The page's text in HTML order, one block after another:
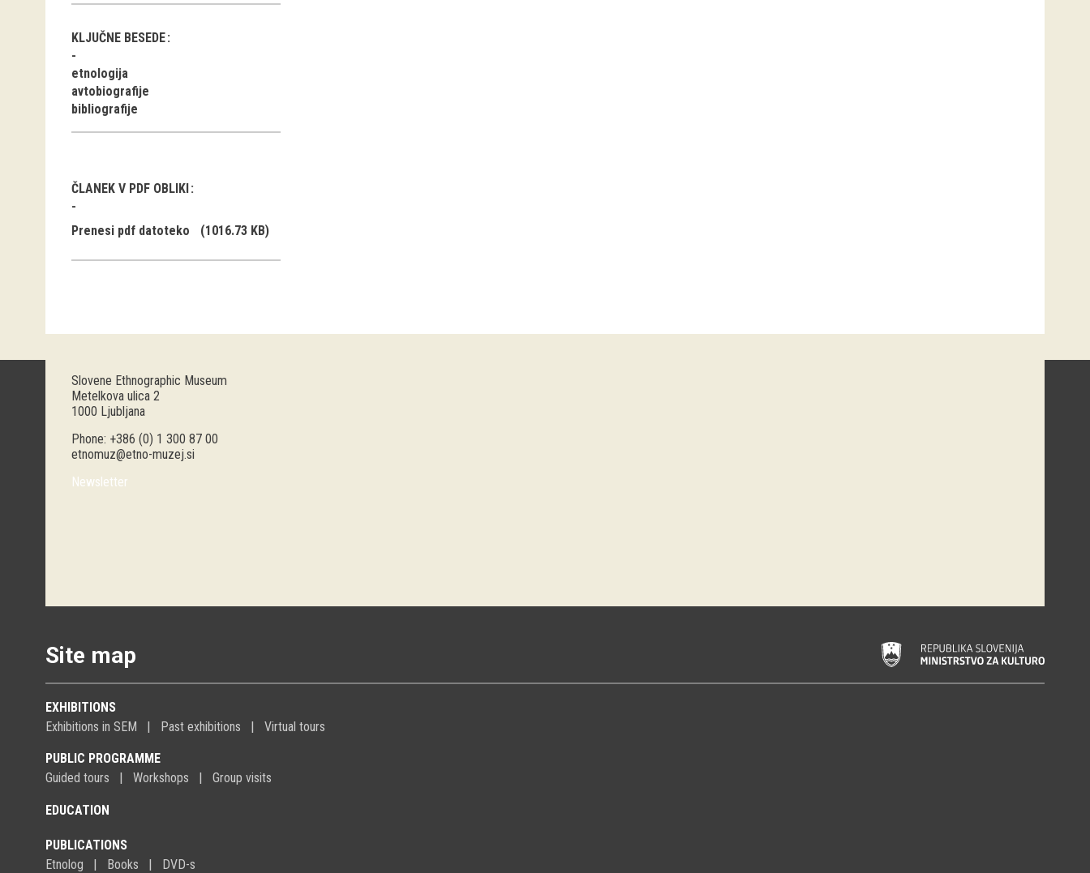
KLJUČNE BESEDE
etnologija
avtobiografije
bibliografije
ČLANEK V PDF OBLIKI
Prenesi pdf datoteko (1016.73 KB)
Slovene Ethnographic Museum
Metelkova ulica 2
1000 Ljubljana
Phone: +386 (0) 1 300 87 00
etnomuz@etno-muzej.si
Newsletter
Site map
EXHIBITIONS
Exhibitions in SEM
Past exhibitions Virtual tours
PUBLIC PROGRAMME
Guided tours
Workshops Group visits
EDUCATION
PUBLICATIONS
Etnolog
Books DVD-s